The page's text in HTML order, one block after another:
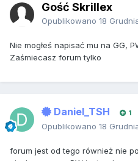
Gość Skrillex
Opublikowano 18
Nie mogłeś napisać mu na GG,
Zaśmiecasz forum tylko
Daniel_TSH 1
Opublikowano 18
forum jest od tego również nie